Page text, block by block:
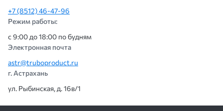
+7 (8512) 46-47-96
Режим работы:
с 9:00 до 18:00 по будням
Электронная почта
astr@truboproduct.ru
г. Астрахань
ул. Рыбинская, д. 16в/1